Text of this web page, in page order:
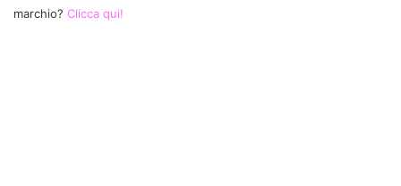
marchio? Clicca qui!